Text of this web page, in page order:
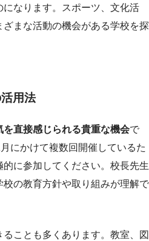
なります。スポーツ、文化活
まな活動の機会がある学校を探
用法
を直接感じられる貴重な機会で
にかけて複数回開催しているた
に参加してください。校長先生
の教育方針や取り組みが理解で
ることも多くあります。教室、図